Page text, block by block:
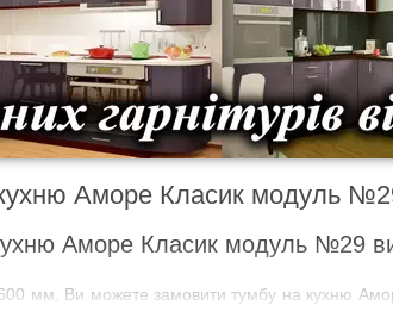
Аморе Класик модуль
Аморе Класик модуль №29
мм. Ви можете замовити тумбу на кухню
проект. Тумба на кухню Аморе Класик